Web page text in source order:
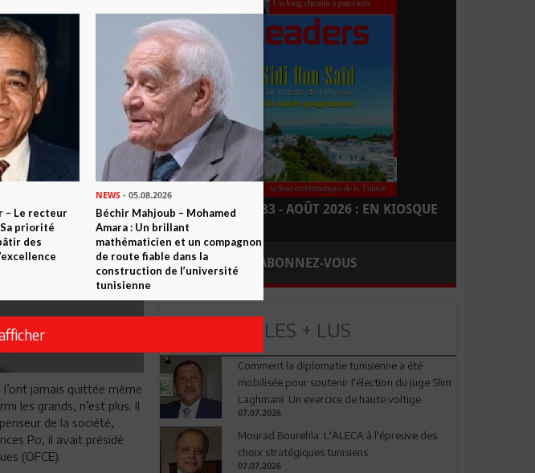
jamais quittée même
les grands, n’est plus. Il
de la société,
Po, il avait présidé
(OFCE).
LEADERS N° 183 - AOÛT 2026 : EN KIOSQUE
ABONNEZ-VOUS
LES + LUS
Comment la diplomatie tunisienne a été
mobilisée pour soutenir l'élection du juge Slim
Laghmani: Un exercice de haute voltige
07.07.2026
Mourad Bourehla: L'ALECA à l'épreuve des
choix stratégiques tunisiens
07.07.2026
– Le recteur
Sa priorité
des
NEWS- 05.08.2026
Béchir Mahjoub – Mohamed
Amara : Un brillant
mathématicien et un compagnon
de route fiable dans la
construction de l’université
tunisienne